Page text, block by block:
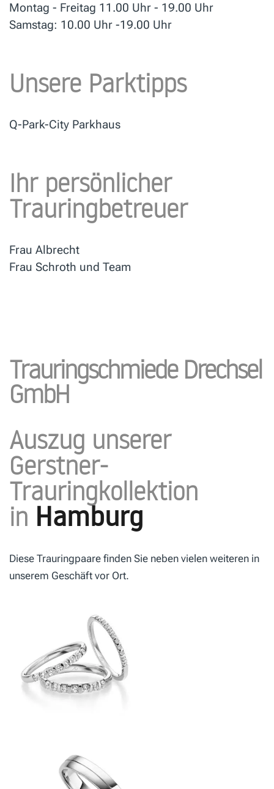
Montag - Freitag 11.00 Uhr - 19.00 Uhr
Samstag: 10.00 Uhr -19.00 Uhr
Unsere Parktipps
Q-Park-City Parkhaus
Ihr persönlicher
Trauringbetreuer
Frau Albrecht
Frau Schroth und Team
Trauringschmiede Drechsel
GmbH
Auszug unserer
Gerstner-
Trauringkollektion
in Hamburg
Diese Trauringpaare finden Sie neben vielen weiteren in
unserem Geschäft vor Ort.